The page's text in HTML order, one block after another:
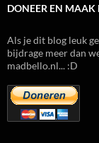
DONEER EN MAAK
Als je dit blog leuk
bijdrage meer dan
madbello.nl... :D